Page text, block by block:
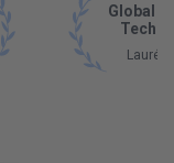
Global
Tech